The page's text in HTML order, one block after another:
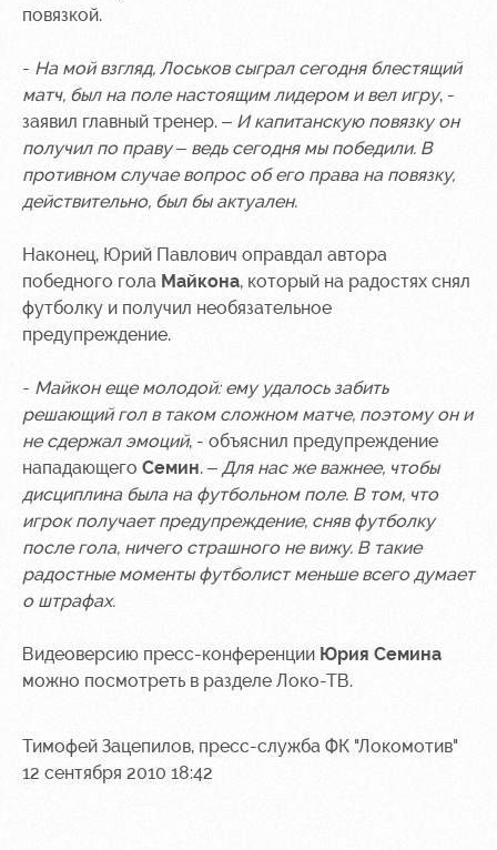
повязкой.
- На мой взгляд, Лоськов сыграл сегодня блестящий
матч, был на поле настоящим лидером и вел игру, -
заявил главный тренер. – И капитанскую повязку он
получил по праву – ведь сегодня мы победили. В
противном случае вопрос об его права на повязку,
действительно, был бы актуален.
Наконец, Юрий Павлович оправдал автора
победного гола Майкона, который на радостях снял
футболку и получил необязательное
предупреждение.
- Майкон еще молодой: ему удалось забить
решающий гол в таком сложном матче, поэтому он и
не сдержал эмоций, - объяснил предупреждение
нападающего Семин. – Для нас же важнее, чтобы
дисциплина была на футбольном поле. В том, что
игрок получает предупреждение, сняв футболку
после гола, ничего страшного не вижу. В такие
радостные моменты футболист меньше всего думает
о штрафах.
Видеоверсию пресс-конференции Юрия Семина
можно посмотреть в разделе Локо-ТВ.
Тимофей Зацепилов, пресс-служба ФК "Локомотив"
12 сентября 2010 18:42